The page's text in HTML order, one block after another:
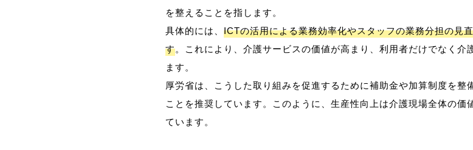
を整えることを指します。
具体的には、 ICTの活用による業務効率化やスタッフの業務分担の見
す。これにより、介護サービスの価値が高まり、利用者だけでなく介
ます。
厚労省は、こうした取り組みを促進するために補助金や加算制度を整
ことを推奨しています。このように、生産性向上は介護現場全体の